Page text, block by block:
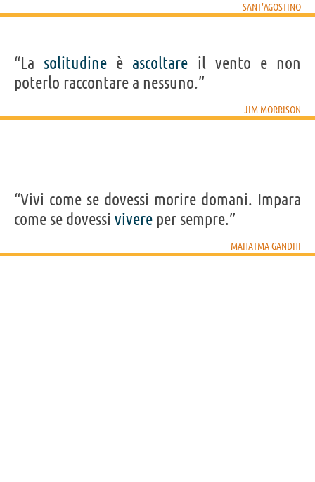
SANT'AGOSTINO
“La solitudine è ascoltare il vento e non
poterlo raccontare a nessuno.”
JIM MORRISON
“Vivi come se dovessi morire domani. Impara
come se dovessi vivere per sempre.”
MAHATMA GANDHI